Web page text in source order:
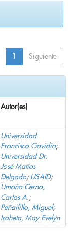
1 Siguiente
Autor(es)
Universidad
Francisco Gavidia;
Universidad Dr.
José Matías
Delgado; USAID;
Umaña Cerna,
Carlos A.;
Peñailillo, Miguel;
Iraheta, May Evelyn